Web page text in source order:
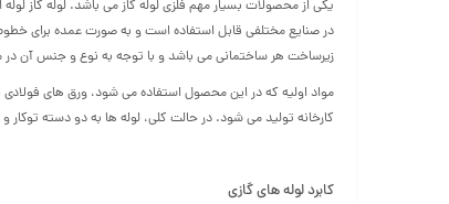
یکی از محصولات بسیار مهم فلزی لوله گاز می باشد. لوله گاز
در صنایع مختلفی قابل استفاده است و به صورت عمده برای خطوط
زیرساخت هر ساختمانی می باشد و با توجه به نوع و جنس آن در
مواد اولیه که در این محصول استفاده می شود، ورق های
کارخانه تولید می شود. در حالت کلی، لوله ها به دو دسته
کابرد لوله های گازی